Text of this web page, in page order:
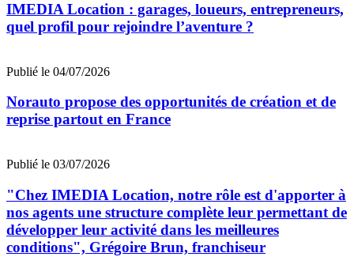
IMEDIA Location : garages, loueurs, entrepreneurs,
quel profil pour rejoindre l’aventure ?
Publié le 04/07/2026
Norauto propose des opportunités de création et de
reprise partout en France
Publié le 03/07/2026
"Chez IMEDIA Location, notre rôle est d'apporter à
nos agents une structure complète leur permettant de
développer leur activité dans les meilleures
conditions", Grégoire Brun, franchiseur